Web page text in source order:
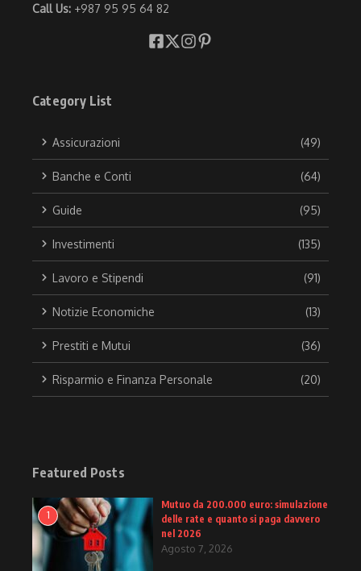
Call Us: +987 95 95 64 82
Category List
Assicurazioni (49)
Banche e Conti (64)
Guide (95)
Investimenti (135)
Lavoro e Stipendi (91)
Notizie Economiche (13)
Prestiti e Mutui (36)
Risparmio e Finanza Personale (20)
Featured Posts
1
Mutuo da 200.000 euro: simulazione
delle rate e quanto si paga davvero
nel 2026
Agosto 7, 2026